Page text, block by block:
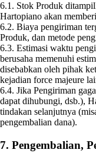
6.1. Stok Produk
Hartopiano akan
6.2. Biaya pengiriman
Produk, dan metode
6.3. Estimasi waktu
berusaha memenuhi
disebabkan oleh pihak
kejadian force majeure
6.4. Jika Pengiriman
dapat dihubungi, dsb.),
tindakan selanjutnya
pengembalian dana).
7. Pengembalian,